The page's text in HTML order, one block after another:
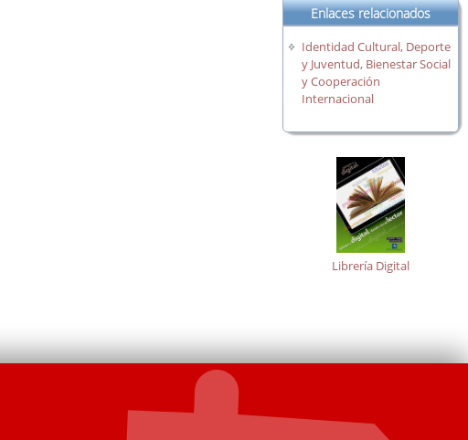
Enlaces relacionados
Identidad Cultural, Deporte
y Juventud, Bienestar Social
y Cooperación
Internacional
Librería Digital